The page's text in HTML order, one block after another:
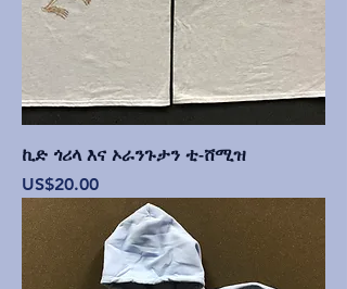
ኪድ ጎሪላ እና ኦራንጉታን ቲ-ሸሚዝ
Price
US$20.00